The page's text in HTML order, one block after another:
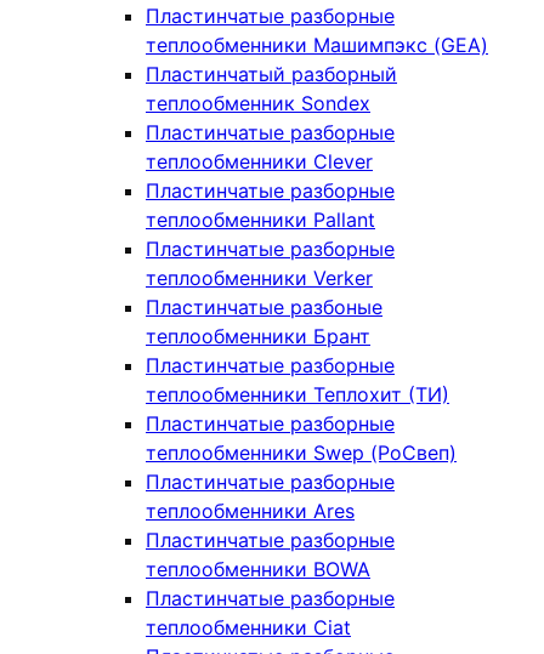
Пластинчатые разборные
теплообменники Машимпэкс (GEA)
Пластинчатый разборный
теплообменник Sondex
Пластинчатые разборные
теплообменники Clever
Пластинчатые разборные
теплообменники Pallant
Пластинчатые разборные
теплообменники Verker
Пластинчатые разбоные
теплообменники Брант
Пластинчатые разборные
теплообменники Теплохит (ТИ)
Пластинчатые разборные
теплообменники Swep (РоСвеп)
Пластинчатые разборные
теплообменники Ares
Пластинчатые разборные
теплообменники BOWA
Пластинчатые разборные
теплообменники Ciat